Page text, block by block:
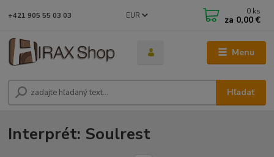
Menu
EUR
Hľadať
+421 905 55 03 03 0 ks
za 0,00 €
Interprét: Soulrest